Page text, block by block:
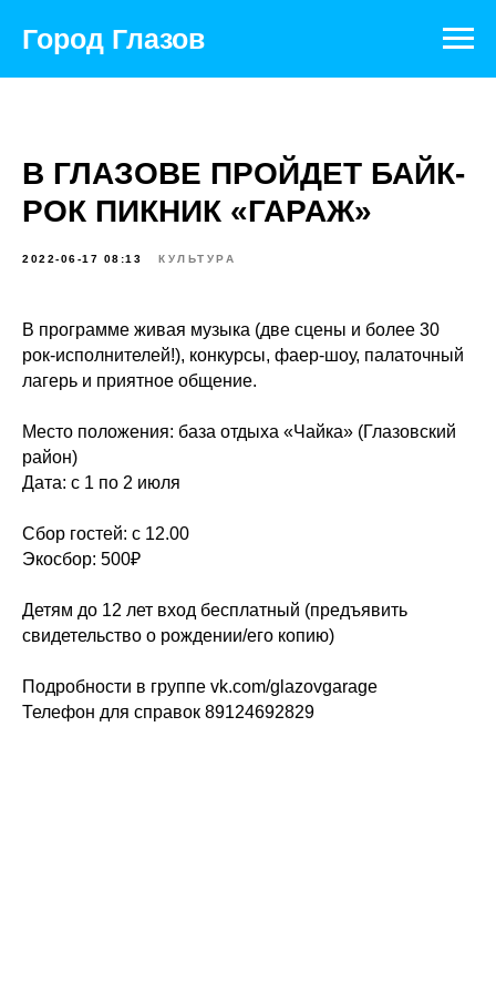
Город Глазов
В ГЛАЗОВЕ ПРОЙДЕТ БАЙК-
РОК ПИКНИК «ГАРАЖ»
2022-06-17 08:13 КУЛЬТУРА
В программе живая музыка (две сцены и более 30
рок-исполнителей!), конкурсы, фаер-шоу, палаточный
лагерь и приятное общение.
Место положения: база отдыха «Чайка» (Глазовский
район)
Дата: с 1 по 2 июля
Сбор гостей: с 12.00
Экосбор: 500₽
Детям до 12 лет вход бесплатный (предъявить
свидетельство о рождении/его копию)
Подробности в группе vk.com/glazovgarage
Телефон для справок 89124692829